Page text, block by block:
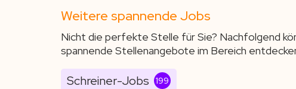
Weitere spannende Jobs
Nicht die perfekte Stelle für Sie? Nachfolgend
spannende Stellenangebote im Bereich
Schreiner-Jobs 199